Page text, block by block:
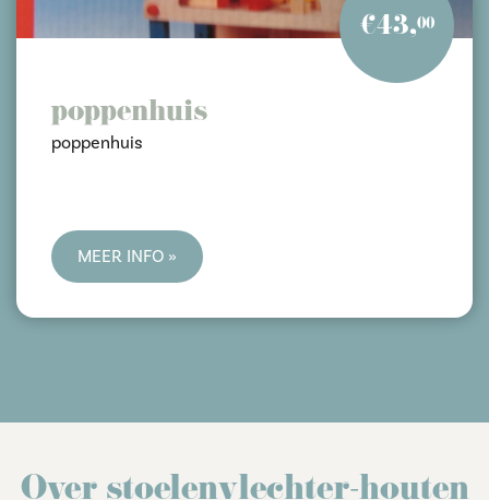
€43,00
poppenhuis
poppenhuis
MEER INFO »